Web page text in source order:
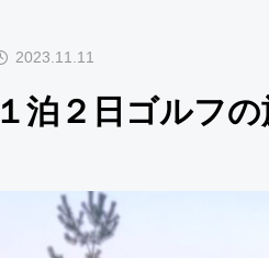
１泊２日ゴルフの旅
2026.10.06〜『1泊2
日ゴルフの旅』関西
洋C六甲コース
2023.11.11
１泊２日ゴルフの